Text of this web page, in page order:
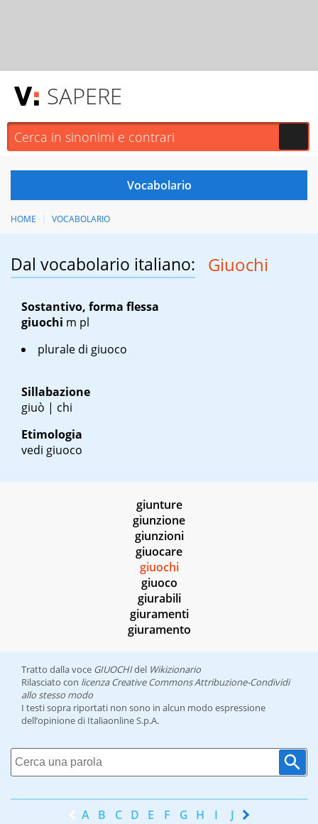
SAPERE
HOME VOCABOLARIO
Dal vocabolario italiano: Giuochi
Sostantivo, forma flessa
giuochi m pl
plurale di giuoco
Sillabazione
giuò | chi
Etimologia
vedi giuoco
giunture
giunzione
giunzioni
giuocare
giuochi
giuoco
giurabili
giuramenti
giuramento
Tratto dalla voce GIUOCHIdel Wikizionario
Rilasciato con licenza Creative Commons Attribuzione-Condividi
allo stesso modo
I testi sopra riportati non sono in alcun modo espressione
dell’opinione di Italiaonline S.p.A.
A B C D E F G H I J K